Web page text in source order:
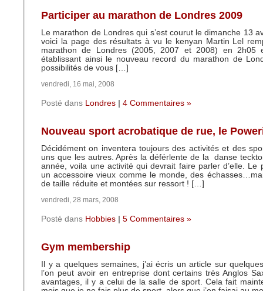
Participer au marathon de Londres 2009
Le marathon de Londres qui s’est courut le dimanche 13
voici la page des résultats à vu le kenyan Martin Lel
marathon de Londres (2005, 2007 et 2008) en 2h05
établissant ainsi le nouveau record du marathon de
possibilités de vous […]
vendredi, 16 mai, 2008
Posté dans Londres 4 Commentaires »
Nouveau sport acrobatique de rue, le
Décidément on inventera toujours des activités et des
uns que les autres. Après la déférlente de la danse
année, voila une activité qui devrait faire parler d’elle. Le
un accessoire vieux comme le monde, des
de taille réduite et montées sur ressort ! […]
vendredi, 28 mars, 2008
Posté dans Hobbies 5 Commentaires »
Gym membership
Il y a quelques semaines, j’ai écris un article sur
l’on peut avoir en entreprise dont certains très Anglos
avantages, il y a celui de la salle de sport. Cela fait